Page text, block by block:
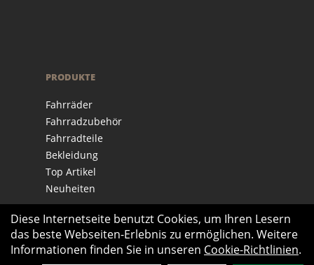
PRODUKTE
Fahrräder
Fahrradzubehör
Fahrradteile
Bekleidung
Top Artikel
Neuheiten
Diese Internetseite benutzt Cookies, um Ihren Lesern
das beste Webseiten-Erlebnis zu ermöglichen. Weitere
Informationen finden Sie in unseren Cookie-Richtlinien.